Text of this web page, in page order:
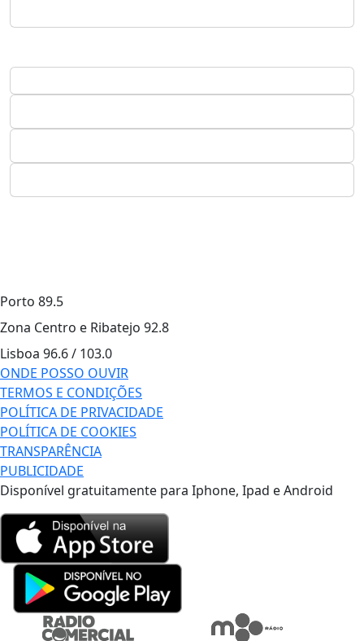
Porto 89.5
Zona Centro e Ribatejo 92.8
Lisboa 96.6 / 103.0
ONDE POSSO OUVIR
TERMOS E CONDIÇÕES
POLÍTICA DE PRIVACIDADE
POLÍTICA DE COOKIES
TRANSPARÊNCIA
PUBLICIDADE
Disponível gratuitamente para Iphone, Ipad e Android